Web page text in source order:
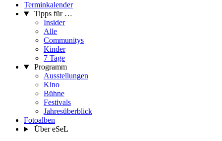
Terminkalender
Tipps für …
Insider
Alle
Communitys
Kinder
7 Tage
Programm
Ausstellungen
Kino
Bühne
Festivals
Jahresüberblick
Fotoalben
Über eSeL